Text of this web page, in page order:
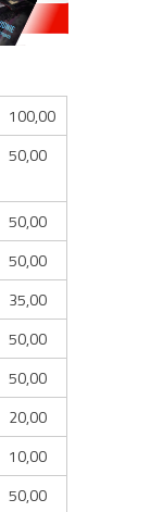
100,00
50,00
50,00
50,00
35,00
50,00
50,00
20,00
10,00
50,00